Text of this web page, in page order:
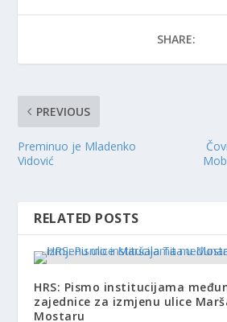
SHARE:
PREVIOUS
Preminuo je Mladenko
Vidović
RELATED POSTS
HRS: Pismo institucijama
zajednice za izmjenu ulice
Mostaru